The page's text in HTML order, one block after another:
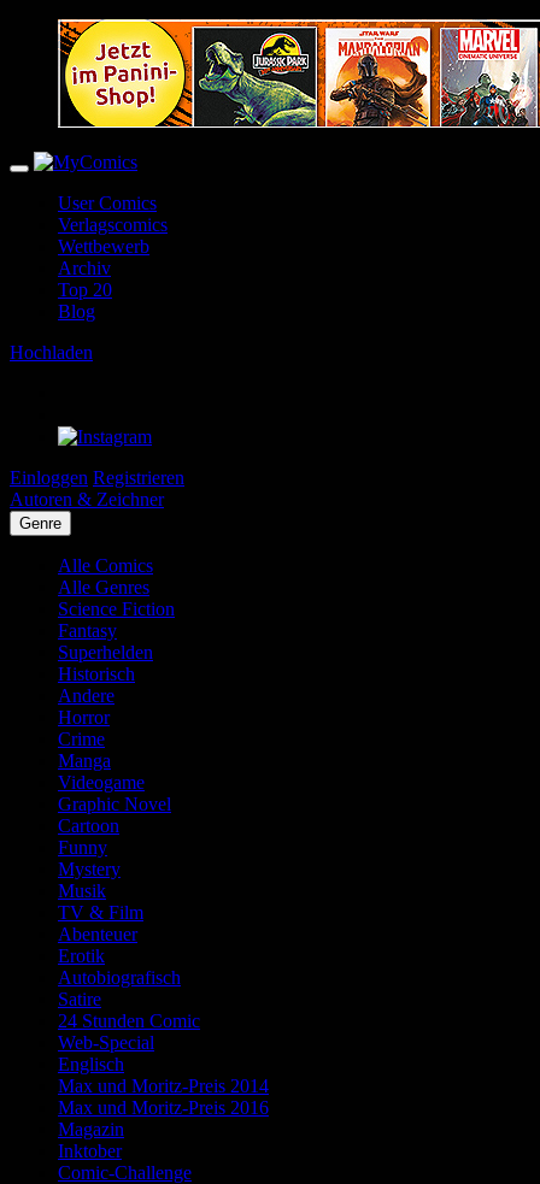
User Comics
Verlagscomics
Wettbewerb
Archiv
Top 20
Blog
Hochladen
Einloggen Registrieren
Autoren & Zeichner
Genre
Alle Comics
Alle Genres
Science Fiction
Fantasy
Superhelden
Historisch
Andere
Horror
Crime
Manga
Videogame
Graphic Novel
Cartoon
Funny
Mystery
Musik
TV & Film
Abenteuer
Erotik
Autobiografisch
Satire
24 Stunden Comic
Web-Special
Englisch
Max und Moritz-Preis 2014
Max und Moritz-Preis 2016
Magazin
Inktober
Comic-Challenge